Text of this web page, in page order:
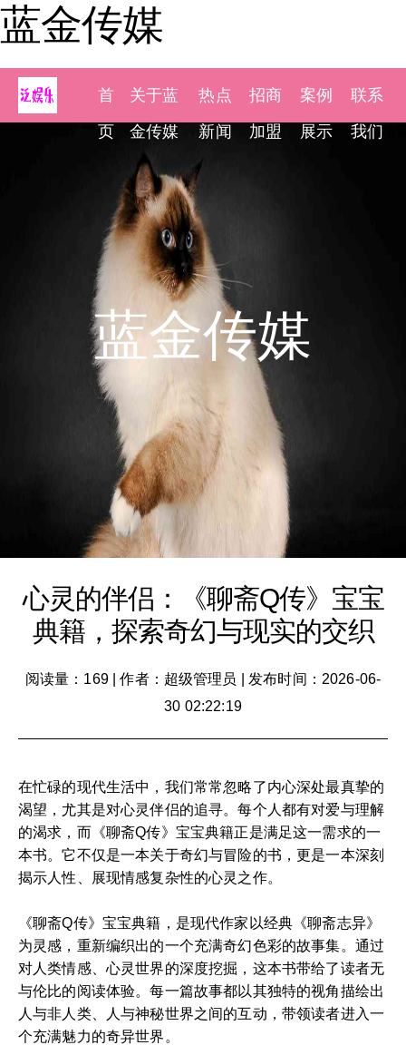
蓝金传媒
首
页
关于蓝
金传媒
热点
新闻
招商
加盟
案例
展示
联系
我们
蓝金传媒
心灵的伴侣：《聊斋Q传》宝宝
典籍，探索奇幻与现实的交织
阅读量：169|作者：超级管理员
发布时间：2026-06-
30 02:22:19
在忙碌的现代生活中，我们常常忽略了内心深处最真挚的
渴望，尤其是对心灵伴侣的追寻。每个人都有对爱与理解
的渴求，而《聊斋Q传》宝宝典籍正是满足这一需求的一
本书。它不仅是一本关于奇幻与冒险的书，更是一本深刻
揭示人性、展现情感复杂性的心灵之作。
《聊斋Q传》宝宝典籍，是现代作家以经典《聊斋志异》
为灵感，重新编织出的一个充满奇幻色彩的故事集。通过
对人类情感、心灵世界的深度挖掘，这本书带给了读者无
与伦比的阅读体验。每一篇故事都以其独特的视角描绘出
人与非人类、人与神秘世界之间的互动，带领读者进入一
个充满魅力的奇异世界。